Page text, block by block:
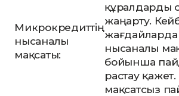
Микрокредиттің
нысаналы
мақсаты:
құралдарды
жаңарту.
жағдайларда
нысаналы
бойынша
растау қажет.
мақсатсыз